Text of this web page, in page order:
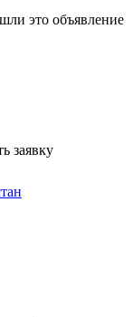
это объявление
заявку